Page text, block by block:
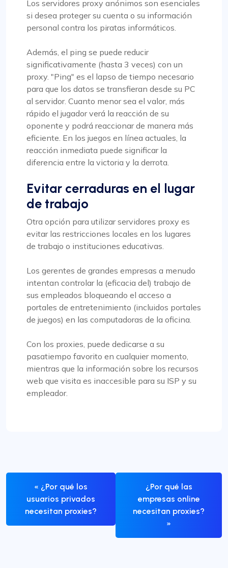
Los servidores proxy anónimos son esenciales
si desea proteger su cuenta o su información
personal contra los piratas informáticos.
Además, el ping se puede reducir
significativamente (hasta 3 veces) con un
proxy. "Ping" es el lapso de tiempo necesario
para que los datos se transfieran desde su PC
al servidor. Cuanto menor sea el valor, más
rápido el jugador verá la reacción de su
oponente y podrá reaccionar de manera más
eficiente. En los juegos en línea actuales, la
reacción inmediata puede significar la
diferencia entre la victoria y la derrota.
Evitar cerraduras en el lugar
de trabajo
Otra opción para utilizar servidores proxy es
evitar las restricciones locales en los lugares
de trabajo o instituciones educativas.
Los gerentes de grandes empresas a menudo
intentan controlar la (eficacia del) trabajo de
sus empleados bloqueando el acceso a
portales de entretenimiento (incluidos portales
de juegos) en las computadoras de la oficina.
Con los proxies, puede dedicarse a su
pasatiempo favorito en cualquier momento,
mientras que la información sobre los recursos
web que visita es inaccesible para su ISP y su
empleador.
« ¿Por qué los
usuarios privados
necesitan proxies?
¿Por qué las
empresas online
necesitan proxies?
»